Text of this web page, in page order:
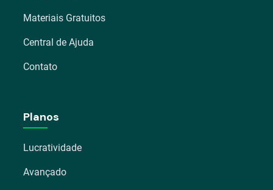
Materiais Gratuitos
Central de Ajuda
Contato
Planos
Lucratividade
Avançado